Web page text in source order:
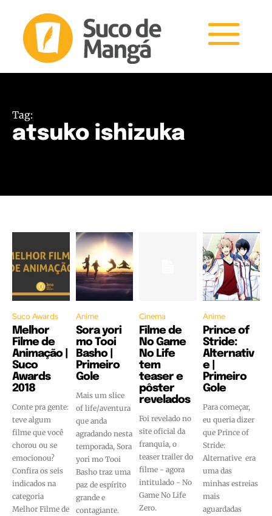
Tag:
atsuko ishizuka
Suco Awards
Melhor
Filme de
Animação |
Suco
Awards
2018
Conte pra gente:
teve algum
filme que você
chorou ou se
emocionou?
Confira os seis
indicados na
categoria
Melhor Filme de
Anime
Sora yori
mo Tooi
Basho |
Primeiro
Gole
Mais um slice
of life/aventura
que anda
agradando nesta
temporada, Sora
yori mo Tooi
Basho traz uma
paz de espírito
grande e
contagiante.
Cinema
Filme de
No Game
No Life
tem
teaser e
pôster
revelados
Foi revelado no
site oficial da
franquia, o
teaser trailer do
filme - agora
intitulado - No
Game No Life
Zero.
Anime
Prince of
Stride:
Alternativ
e |
Primeiro
Gole
Para começar,
eu queria dizer
que Prince of
Stride:
Alternative era
uma das
minhas estreias
mais
aguardadas